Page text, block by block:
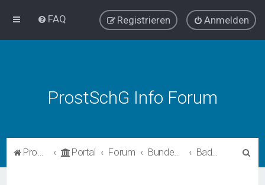
FAQ Anmelden
Registrieren
ProstSchG Info Forum
ProstSchG Portal Forum Bundesländer - Umsetzung und Erfahrungen mit ProstSchG Baden-Württemberg